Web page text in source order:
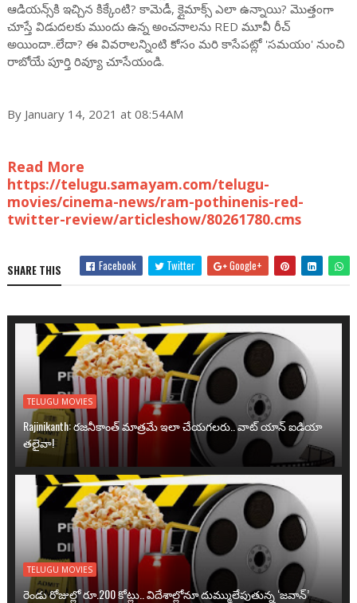
ఆడియన్స్‌కి ఇచ్చిన కిక్కేంటి? కామెడీ, క్లైమాక్స్ ఎలా ఉన్నాయి? మొత్తంగా
చూస్తే విడుదలకు ముందు ఉన్న అంచనాలను RED మూవీ రీచ్
అయిందా..లేదా? ఈ వివరాలన్నింటి కోసం మరి కాసేపట్లో 'సమయం' నుంచి
రాబోయే పూర్తి రివ్యూ చూసేయండి.
By January 14, 2021 at 08:54AM
Read More
https://telugu.samayam.com/telugu-
movies/cinema-news/ram-pothinenis-red-
twitter-review/articleshow/80261780.cms
SHARE THIS Facebook Twitter Google+
TELUGU MOVIES
Rajinikanth: రజనీకాంత్ మాత్రమే ఇలా చేయగలరు.. వాట్ యాన్ ఐడియా
తలైవా!
TELUGU MOVIES
రెండు రోజుల్లో రూ.200 కోట్లు.. విదేశాల్లోనూ దుమ్ములేపుతున్న ‘జవాన్’